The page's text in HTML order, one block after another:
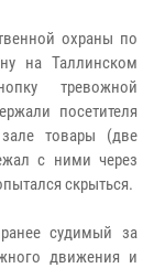
охраны по
на Таллинском
тревожной
посетителя
товары (две
с ними через
скрыться.
судимый за
движения и